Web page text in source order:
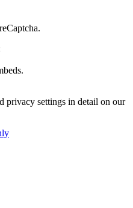
privacy settings in detail on our